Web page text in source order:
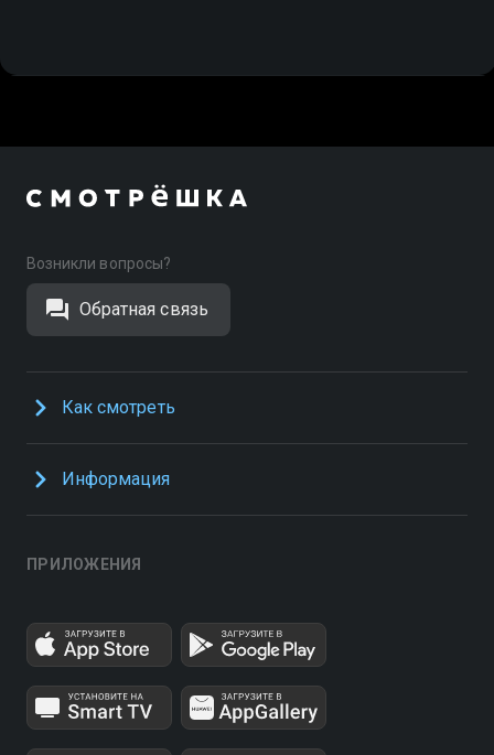
Возникли вопросы?
Обратная связь
Как смотреть
Информация
ПРИЛОЖЕНИЯ